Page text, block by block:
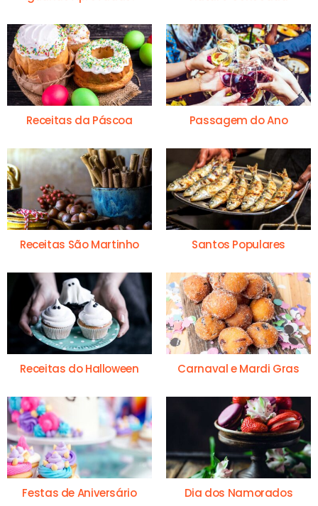
Receitas da Páscoa Passagem do Ano
Receitas São Martinho Santos Populares
Receitas do Halloween Carnaval e Mardi Gras
Festas de Aniversário Dia dos Namorados